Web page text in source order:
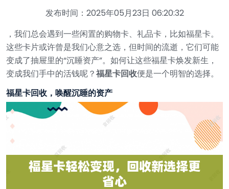
发布时间：2025年05月23日 06:20:32
，我们总会遇到一些闲置的购物卡、礼品卡，比如福星卡。
这些卡片或许曾是我们心意之选，但时间的流逝，它们可能
变成了抽屉里的“沉睡资产”。如何让这些福星卡焕发新生，
变成我们手中的活钱呢？福星卡回收便是一个明智的选择。
福星卡回收，唤醒沉睡的资产